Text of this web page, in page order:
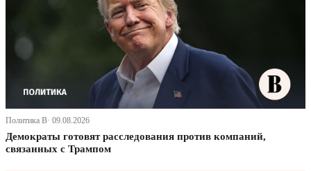
Политика В· 09.08.2026
Демократы готовят расследования против компаний,
связанных с Трампом